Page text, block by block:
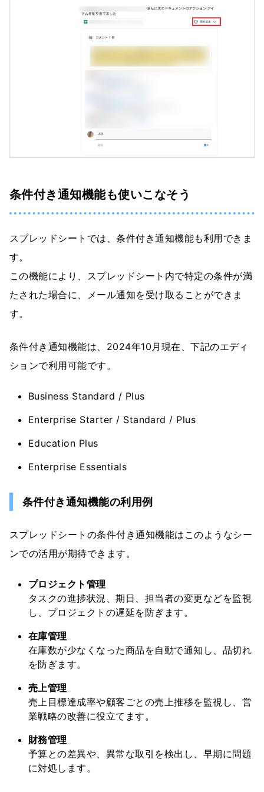
条件付き通知機能も使いこなそう
スプレッドシートでは、条件付き通知機能も利用できま
す。
この機能により、スプレッドシート内で特定の条件が満
たされた場合に、メール通知を受け取ることができま
す。
条件付き通知機能は、2024年10月現在、下記のエディ
ションで利用可能です。
Business Standard / Plus
Enterprise Starter / Standard / Plus
Education Plus
Enterprise Essentials
条件付き通知機能の利用例
スプレッドシートの条件付き通知機能はこのようなシー
ンでの活用が期待できます。
プロジェクト管理
タスクの進捗状況、期日、担当者の変更などを監視
し、プロジェクトの遅延を防ぎます。
在庫管理
在庫数が少なくなった商品を自動で通知し、品切れ
を防ぎます。
売上管理
売上目標達成率や顧客ごとの売上推移を監視し、営
業戦略の改善に役立てます。
財務管理
予算との差異や、異常な取引を検出し、早期に問題
に対処します。